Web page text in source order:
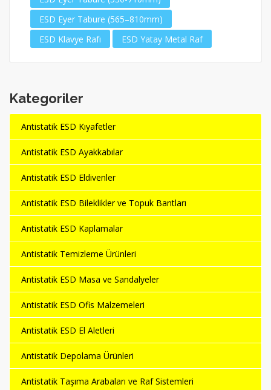
ESD Eyer Tabure (565–810mm)
ESD Klavye Rafı
ESD Yatay Metal Raf
Kategoriler
Antistatik ESD Kıyafetler
Antistatik ESD Ayakkabılar
Antistatik ESD Eldivenler
Antistatik ESD Bileklikler ve Topuk Bantları
Antistatik ESD Kaplamalar
Antistatik Temizleme Ürünleri
Antistatik ESD Masa ve Sandalyeler
Antistatik ESD Ofis Malzemeleri
Antistatik ESD El Aletleri
Antistatik Depolama Ürünleri
Antistatik Taşıma Arabaları ve Raf Sistemleri